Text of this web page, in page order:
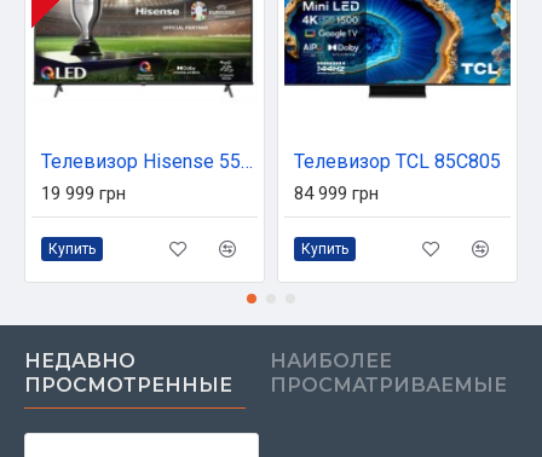
Телевизор Hisense 55E7NQ
19 999 грн
Купить
Телевизор TCL 85C805
84 999 грн
Купить
НЕДАВНО
ПРОСМОТРЕННЫЕ
НАИБОЛЕЕ
ПРОСМАТРИВАЕМЫЕ